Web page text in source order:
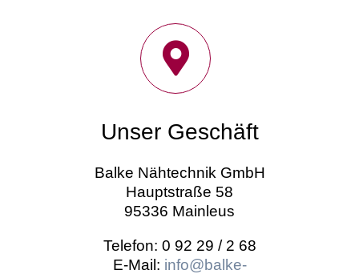
Unser Geschäft
Balke Nähtechnik GmbH
Hauptstraße 58
95336 Mainleus
Telefon: 0 92 29 / 2 68
E-Mail: info@balke-